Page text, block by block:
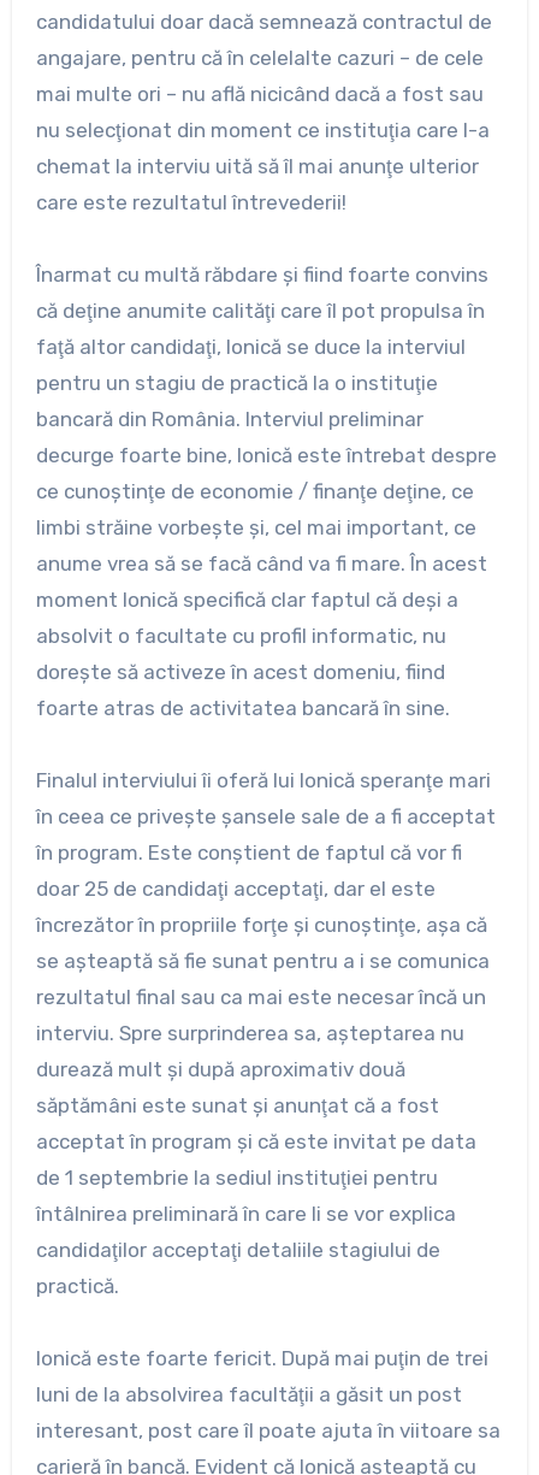
candidatului doar dacă semnează contractul de
angajare, pentru că în celelalte cazuri – de cele
mai multe ori – nu află nicicând dacă a fost sau
nu selecţionat din moment ce instituţia care l-a
chemat la interviu uită să îl mai anunţe ulterior
care este rezultatul întrevederii!
Înarmat cu multă răbdare şi fiind foarte convins
că deţine anumite calităţi care îl pot propulsa în
faţă altor candidaţi, Ionică se duce la interviul
pentru un stagiu de practică la o instituţie
bancară din România. Interviul preliminar
decurge foarte bine, Ionică este întrebat despre
ce cunoştinţe de economie / finanţe deţine, ce
limbi străine vorbeşte şi, cel mai important, ce
anume vrea să se facă când va fi mare. În acest
moment Ionică specifică clar faptul că deşi a
absolvit o facultate cu profil informatic, nu
doreşte să activeze în acest domeniu, fiind
foarte atras de activitatea bancară în sine.
Finalul interviului îi oferă lui Ionică speranţe mari
în ceea ce priveşte şansele sale de a fi acceptat
în program. Este conştient de faptul că vor fi
doar 25 de candidaţi acceptaţi, dar el este
încrezător în propriile forţe şi cunoştinţe, aşa că
se aşteaptă să fie sunat pentru a i se comunica
rezultatul final sau ca mai este necesar încă un
interviu. Spre surprinderea sa, aşteptarea nu
durează mult şi după aproximativ două
săptămâni este sunat şi anunţat că a fost
acceptat în program şi că este invitat pe data
de 1 septembrie la sediul instituţiei pentru
întâlnirea preliminară în care li se vor explica
candidaţilor acceptaţi detaliile stagiului de
practică.
Ionică este foarte fericit. După mai puţin de trei
luni de la absolvirea facultăţii a găsit un post
interesant, post care îl poate ajuta în viitoare sa
carieră în bancă. Evident că Ionică aşteaptă cu